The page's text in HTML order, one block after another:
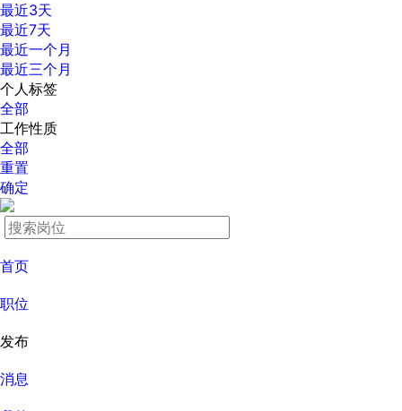
最近3天
最近7天
最近一个月
最近三个月
个人标签
全部
工作性质
全部
重置
确定
首页
职位
发布
消息